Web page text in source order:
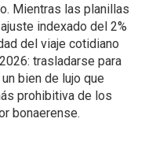
Mientras las planillas
indexado del 2%
del viaje cotidiano
trasladarse para
bien de lujo que
prohibitiva de los
bonaerense.